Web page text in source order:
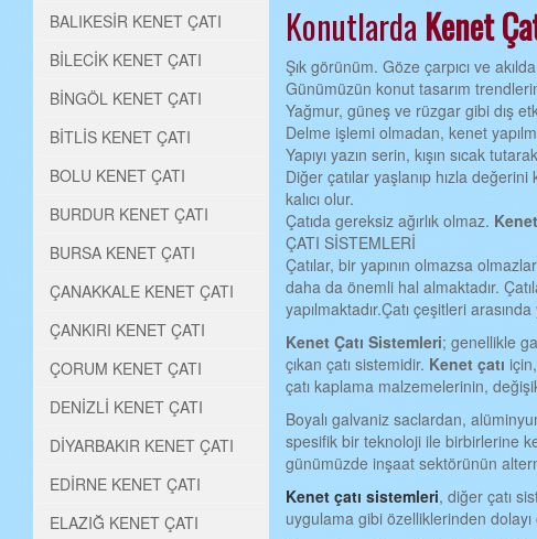
BALIKESİR KENET ÇATI
BİLECİK KENET ÇATI
BİNGÖL KENET ÇATI
BİTLİS KENET ÇATI
BOLU KENET ÇATI
BURDUR KENET ÇATI
BURSA KENET ÇATI
ÇANAKKALE KENET ÇATI
ÇANKIRI KENET ÇATI
ÇORUM KENET ÇATI
DENİZLİ KENET ÇATI
DİYARBAKIR KENET ÇATI
EDİRNE KENET ÇATI
ELAZIĞ KENET ÇATI
Konutlarda Kenet
Şık görünüm. Göze çarpıcı ve akılda
Günümüzün konut tasarım
Yağmur, güneş ve rüzgar gibi dış
Delme işlemi olmadan, kenet
Yapıyı yazın serin, kışın sıcak
Diğer çatılar yaşlanıp hızla
kalıcı olur.
Çatıda gereksiz ağırlık olmaz.
ÇATI SİSTEMLERİ
Çatılar, bir yapının olmazsa
daha da önemli hal almaktadır.
yapılmaktadır.Çatı çeşitleri
Kenet Çatı Sistemleri; genellikle
çıkan çatı sistemidir. Kenet çatı
çatı kaplama malzemelerinin,
Boyalı galvaniz saclardan,
spesifik bir teknoloji ile birbirlerine
günümüzde inşaat sektörünün
Kenet çatı sistemleri, diğer çatı
uygulama gibi özelliklerinden